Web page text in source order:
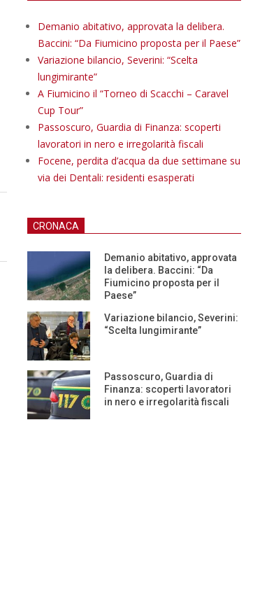
Demanio abitativo, approvata la delibera.
Baccini: “Da Fiumicino proposta per il Paese”
Variazione bilancio, Severini: “Scelta
lungimirante”
A Fiumicino il “Torneo di Scacchi – Caravel
Cup Tour”
Passoscuro, Guardia di Finanza: scoperti
lavoratori in nero e irregolarità fiscali
Focene, perdita d’acqua da due settimane su
via dei Dentali: residenti esasperati
CRONACA
Demanio abitativo, approvata
la delibera. Baccini: “Da
Fiumicino proposta per il
Paese”
Variazione bilancio, Severini:
“Scelta lungimirante”
Passoscuro, Guardia di
Finanza: scoperti lavoratori
in nero e irregolarità fiscali